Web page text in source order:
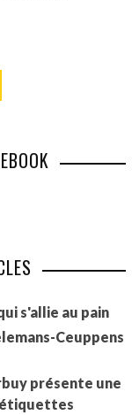
s'allie au pain
Ceuppens
présente une